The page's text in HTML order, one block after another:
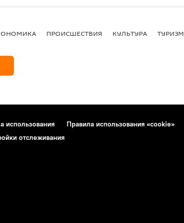
ПРОИСШЕСТВИЯ КУЛЬТУРА ТУРИЗМ
использования
Правила использования «cookie»
отслеживания